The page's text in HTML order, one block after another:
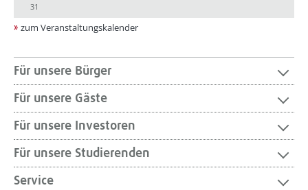
31
zum Veranstaltungskalender
Für unsere Bürger
Für unsere Gäste
Für unsere Investoren
Für unsere Studierenden
Service